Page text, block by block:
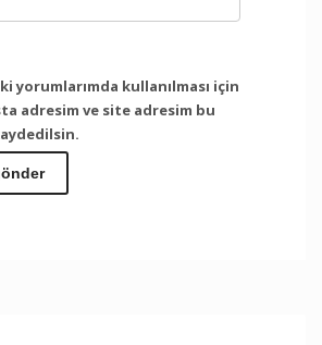
yorumlarımda kullanılması için
adresim ve site adresim bu